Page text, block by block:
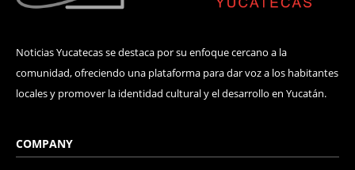
Noticias Yucatecas se destaca por su enfoque cercano a la
comunidad, ofreciendo una plataforma para dar voz a los habitantes
locales y promover la identidad cultural y el desarrollo en Yucatán.
COMPANY